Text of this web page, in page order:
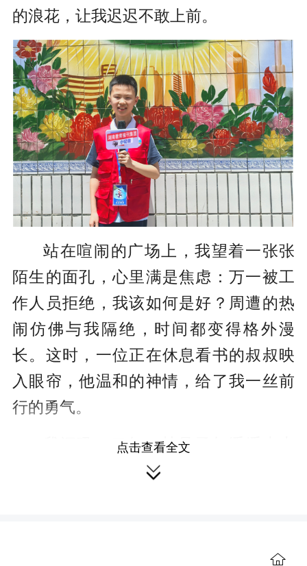
的浪花，让我迟迟不敢上前。
站在喧闹的广场上，我望着一张张
陌生的面孔，心里满是焦虑：万一被工
作人员拒绝，我该如何是好？周遭的热
闹仿佛与我隔绝，时间都变得格外漫
长。这时，一位正在休息看书的叔叔映
入眼帘，他温和的神情，给了我一丝前
行的勇气。
我深吸一口气，鼓足勇气缓缓走上
前，声音微微发颤：“叔叔您好，我是小
点击查看全文
